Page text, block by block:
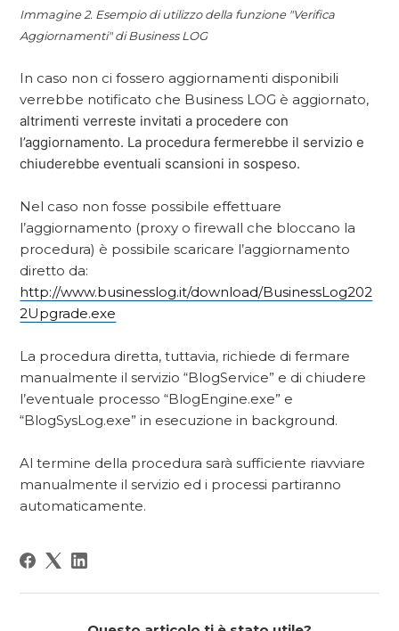
Immagine 2. Esempio di utilizzo della funzione "Verifica
Aggiornamenti" di Business LOG
In caso non ci fossero aggiornamenti disponibili
verrebbe notificato che Business LOG è aggiornato,
altrimenti verreste invitati a procedere con
l’aggiornamento. La procedura fermerebbe il servizio e
chiuderebbe eventuali scansioni in sospeso.
Nel caso non fosse possibile effettuare
l’aggiornamento (proxy o firewall che bloccano la
procedura) è possibile scaricare l’aggiornamento
diretto da:
http://www.businesslog.it/download/BusinessLog202
2Upgrade.exe
La procedura diretta, tuttavia, richiede di fermare
manualmente il servizio “BlogService” e di chiudere
l’eventuale processo “BlogEngine.exe” e
“BlogSysLog.exe” in esecuzione in background.
Al termine della procedura sarà sufficiente riavviare
manualmente il servizio ed i processi partiranno
automaticamente.